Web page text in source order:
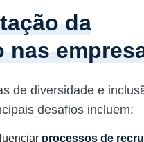
da
nas
de diversidade e
desafios incluem:
processos de